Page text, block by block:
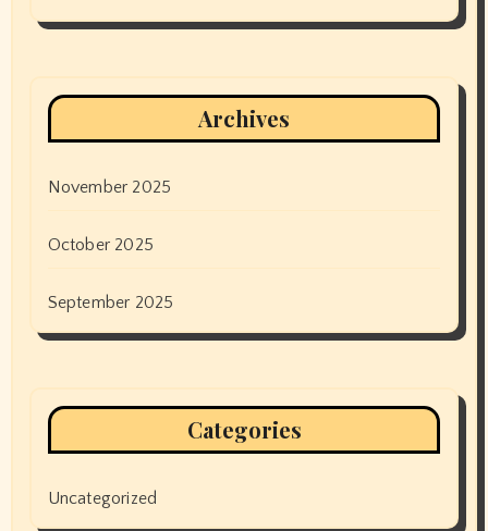
Archives
November 2025
October 2025
September 2025
Categories
Uncategorized